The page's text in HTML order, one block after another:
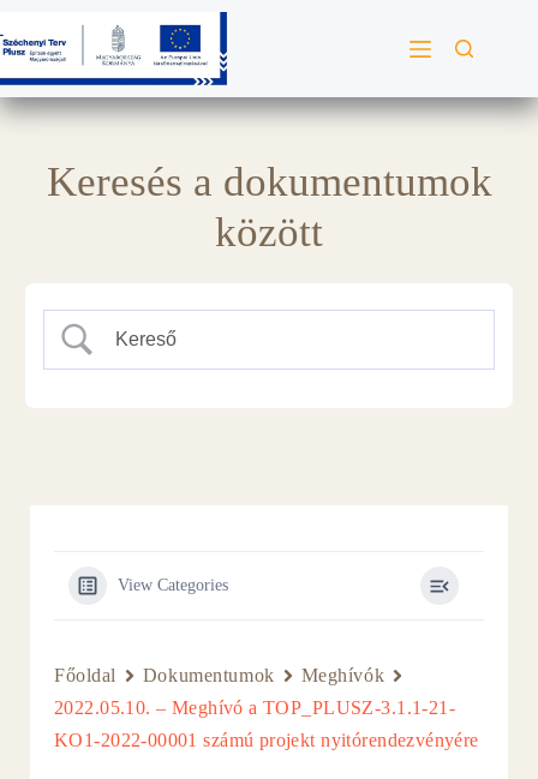
Keresés a dokumentumok
között
View Categories
Főoldal Dokumentumok
Meghívók
2022.05.10. – Meghívó a TOP_PLUSZ-3.1.1-21-
KO1-2022-00001 számú projekt nyitórendezvényére